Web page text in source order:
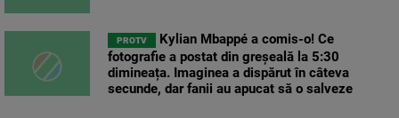
PROTV
Kylian Mbappé a comis-o! Ce
fotografie a postat din greșeală la 5:30
dimineața. Imaginea a dispărut în câteva
secunde, dar fanii au apucat să o salveze